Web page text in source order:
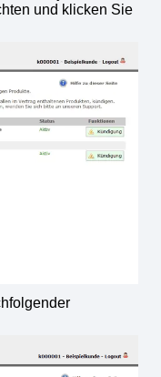
und klicken Sie